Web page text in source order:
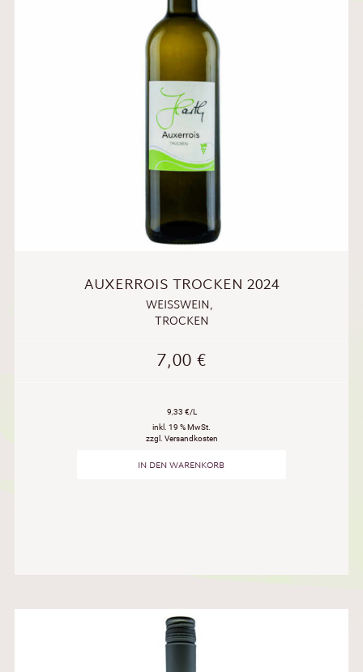
AUXERROIS TROCKEN 2024
WEISSWEIN ,
TROCKEN
7,00€
9,33 €/L
inkl. 19 % MwSt.
zzgl. Versandkosten
IN DEN WARENKORB